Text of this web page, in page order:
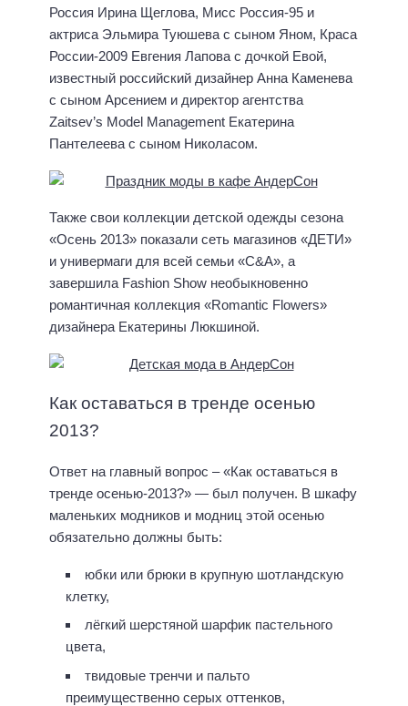
Россия Ирина Щеглова, Мисс Россия-95 и
актриса Эльмира Туюшева с сыном Яном, Краса
России-2009 Евгения Лапова с дочкой Евой,
известный российский дизайнер Анна Каменева
с сыном Арсением и директор агентства
Zaitsev’s Model Management Екатерина
Пантелеева с сыном Николасом.
Также свои коллекции детской одежды сезона
«Осень 2013» показали сеть магазинов «ДЕТИ»
и универмаги для всей семьи «C&A», а
завершила Fashion Show необыкновенно
романтичная коллекция «Romantic Flowers»
дизайнера Екатерины Люкшиной.
Как оставаться в тренде осенью
2013?
Ответ на главный вопрос – «Как оставаться в
тренде осенью-2013?» — был получен. В шкафу
маленьких модников и модниц этой осенью
обязательно должны быть:
юбки или брюки в крупную шотландскую
клетку,
лёгкий шерстяной шарфик пастельного
цвета,
твидовые тренчи и пальто
преимущественно серых оттенков,